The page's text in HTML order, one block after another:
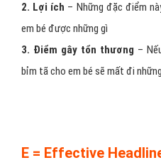
2. Lợi ích – Những đặc điểm
em bé được những gì
3. Điểm gây tổn thương –
bỉm tã cho em bé sẽ mất đi
E = Effective